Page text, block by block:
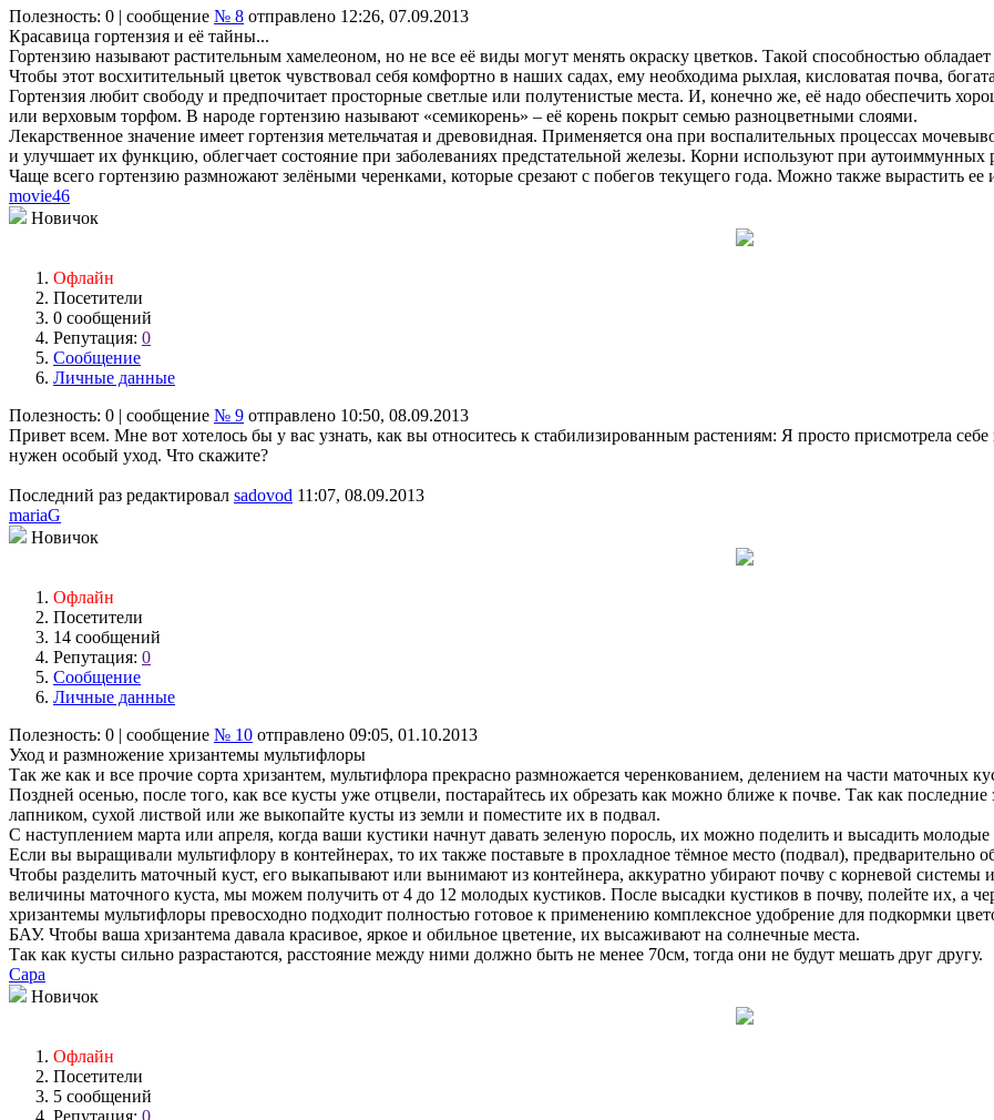
Полезность: 0 | сообщение № 8 отправлено 12:26, 07.09.2013
Красавица гортензия и её тайны...
Гортензию называют растительным хамелеоном, но не все её виды могут менять окраску цветков. Такой способностью
Чтобы этот восхитительный цветок чувствовал себя комфортно в наших садах, ему необходима рыхлая, кисловатая почва,
Гортензия любит свободу и предпочитает просторные светлые или полутенистые места. И, конечно же, её надо обеспечить
или верховым торфом. В народе гортензию называют «семикорень» – её корень покрыт семью разноцветными слоями.
Лекарственное значение имеет гортензия метельчатая и древовидная. Применяется она при воспалительных процессах
и улучшает их функцию, облегчает состояние при заболеваниях предстательной железы. Корни используют при аутоиммунных
Чаще всего гортензию размножают зелёными черенками, которые срезают с побегов текущего года. Можно также вырастить ее
movie46
Новичок
Офлайн
Посетители
0 сообщений
Репутация: 0
Сообщение
Личные данные
Полезность: 0 | сообщение № 9 отправлено 10:50, 08.09.2013
Привет всем. Мне вот хотелось бы у вас узнать, как вы относитесь к стабилизированным растениям: Я просто присмотрела
нужен особый уход. Что скажите?
Последний раз редактировал sadovod 11:07, 08.09.2013
mariaG
Новичок
Офлайн
Посетители
14 сообщений
Репутация: 0
Сообщение
Личные данные
Полезность: 0 | сообщение № 10 отправлено 09:05, 01.10.2013
Уход и размножение хризантемы мультифлоры
Так же как и все прочие сорта хризантем, мультифлора прекрасно размножается черенкованием, делением на части маточных
Поздней осенью, после того, как все кусты уже отцвели, постарайтесь их обрезать как можно ближе к почве. Так как
лапником, сухой листвой или же выкопайте кусты из земли и поместите их в подвал.
С наступлением марта или апреля, когда ваши кустики начнут давать зеленую поросль, их можно поделить и высадить молодые
Если вы выращивали мультифлору в контейнерах, то их также поставьте в прохладное тёмное место (подвал), предварительно
Чтобы разделить маточный куст, его выкапывают или вынимают из контейнера, аккуратно убирают почву с корневой
величины маточного куста, мы можем получить от 4 до 12 молодых кустиков. После высадки кустиков в почву, полейте их, а
хризантемы мультифлоры превосходно подходит полностью готовое к применению комплексное удобрение для подкормки
БАУ. Чтобы ваша хризантема давала красивое, яркое и обильное цветение, их высаживают на солнечные места.
Так как кусты сильно разрастаются, расстояние между ними должно быть не менее 70см, тогда они не будут мешать друг другу.
Сара
Новичок
Офлайн
Посетители
5 сообщений
Репутация: 0